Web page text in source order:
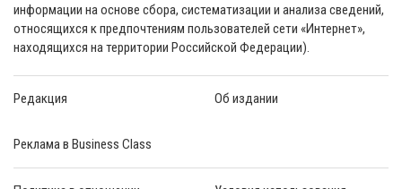
информации на основе сбора, систематизации и анализа сведений,
относящихся к предпочтениям пользователей сети «Интернет»,
находящихся на территории Российской Федерации).
Редакция Об издании
Реклама в Business Class